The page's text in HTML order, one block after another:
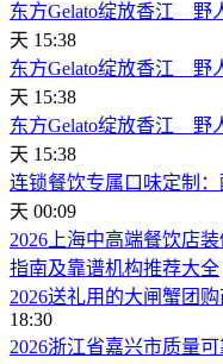
东方Gelato绽放香江 野
天 15:38
东方Gelato绽放香江 野
天 15:38
东方Gelato绽放香江 野
天 15:38
连锁餐饮专属口味定制
天 00:09
2026上海中高端餐饮店
指南及靠谱机构推荐大全
2026送礼用的大闸蟹团
18:30
2026浙江省嘉兴市质量